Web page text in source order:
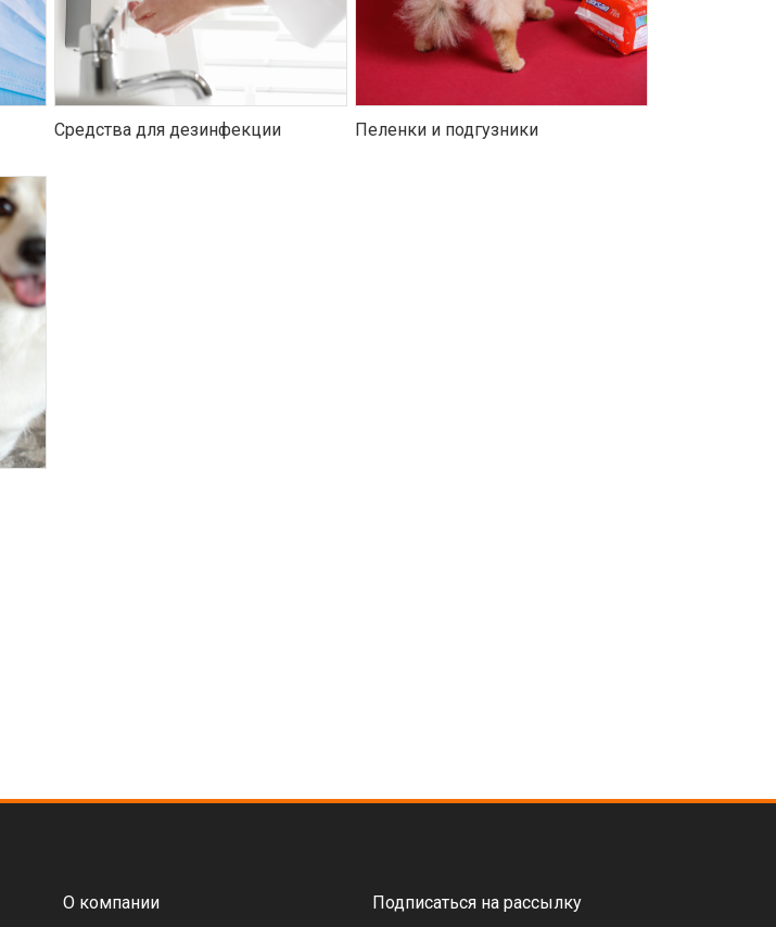
Средства для дезинфекции Пеленки и подгузники
О компании Подписаться на рассылку